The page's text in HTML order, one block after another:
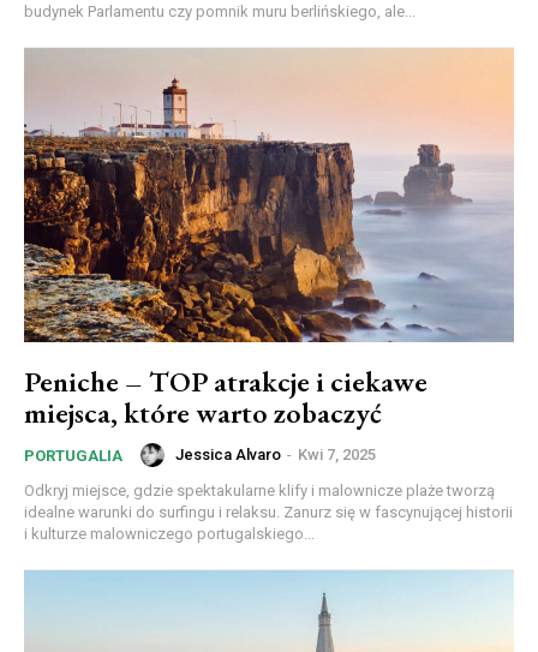
budynek Parlamentu czy pomnik muru berlińskiego, ale...
Peniche – TOP atrakcje i ciekawe
miejsca, które warto zobaczyć
PORTUGALIA Jessica Alvaro - Kwi 7, 2025
Odkryj miejsce, gdzie spektakularne klify i malownicze plaże tworzą
idealne warunki do surfingu i relaksu. Zanurz się w fascynującej historii
i kulturze malowniczego portugalskiego...